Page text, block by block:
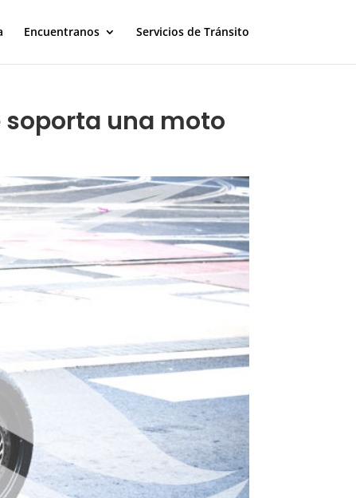
Encuentranos Servicios de Tránsito
soporta una moto